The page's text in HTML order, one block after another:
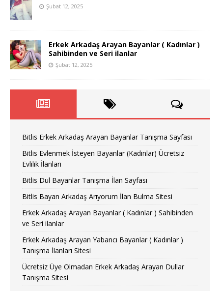
Şubat 12, 2025
Erkek Arkadaş Arayan Bayanlar ( Kadınlar )
Sahibinden ve Seri ilanlar
Şubat 12, 2025
Bitlis Erkek Arkadaş Arayan Bayanlar Tanışma Sayfası
Bitlis Evlenmek İsteyen Bayanlar (Kadınlar) Ücretsiz
Evlilik İlanları
Bitlis Dul Bayanlar Tanışma İlan Sayfası
Bitlis Bayan Arkadaş Arıyorum İlan Bulma Sitesi
Erkek Arkadaş Arayan Bayanlar ( Kadınlar ) Sahibinden
ve Seri ilanlar
Erkek Arkadaş Arayan Yabancı Bayanlar ( Kadınlar )
Tanışma İlanları Sitesi
Ücretsiz Üye Olmadan Erkek Arkadaş Arayan Dullar
Tanışma Sitesi